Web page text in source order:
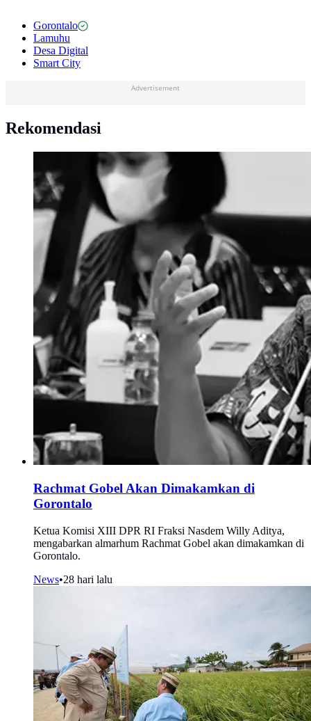
Gorontalo
Lamuhu
Desa Digital
Smart City
Advertisement
Rekomendasi
Rachmat Gobel Akan Dimakamkan di
Gorontalo
Ketua Komisi XIII DPR RI Fraksi Nasdem Willy Aditya,
mengabarkan almarhum Rachmat Gobel akan dimakamkan di
Gorontalo.
News•28 hari lalu